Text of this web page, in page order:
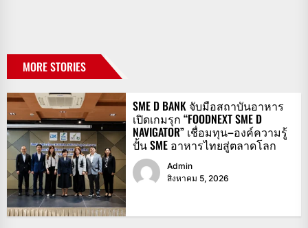
MORE STORIES
SME D BANK จับมือสถาบันอาหาร
เปิดเกมรุก “FOODNEXT SME D
NAVIGATOR” เชื่อมทุน–องค์ความรู้
ปั้น SME อาหารไทยสู่ตลาดโลก
Admin
สิงหาคม 5, 2026